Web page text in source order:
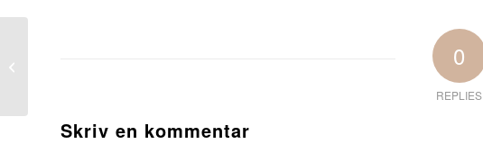
0
REPLIES
Skriv en kommentar